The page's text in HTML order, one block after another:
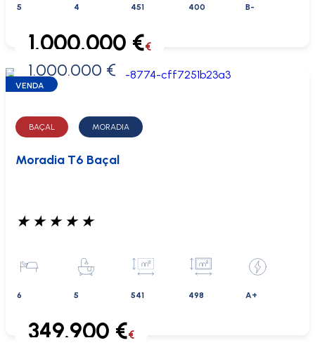
5 4 451 400 B-
0 €
1.000.000 €€
1.000.000 €
VENDA
BAÇAL MORADIA
Moradia T6 Baçal
★ ★ ★ ★ ★
6 5 541 498 A+
349.900 €€